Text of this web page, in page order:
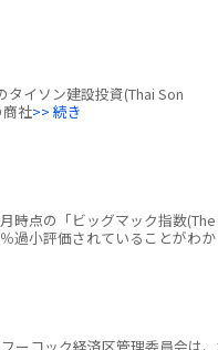
イソン建設投資(Thai Son
社>> 続き
時点の「ビッグマック指数(The
過小評価されていることがわか